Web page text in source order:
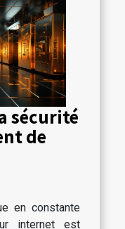
sécurité
de
en constante
internet est